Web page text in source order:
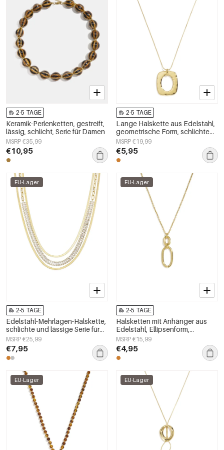
2-5 TAGE
Keramik-Perlenketten, gestreift,
lässig, schlicht, Serie für Damen
MSRP €35,99
€10,95
2-5 TAGE
Lange Halskette aus Edelstahl,
geometrische Form, schlichte
Alltags-Serie, Damenschmuck
MSRP €19,99
€5,95
EU-Lager
2-5 TAGE
Edelstahl-Mehrlagen-Halskette,
schlichte und lässige Serie für
Damen
MSRP €25,99
€7,95
EU-Lager
2-5 TAGE
Halsketten mit Anhänger aus
Edelstahl, Ellipsenform,
schlichte Serie
„Alltagsschmuck“,
Damenschmuck
MSRP €15,99
€4,95
EU-Lager EU-Lager